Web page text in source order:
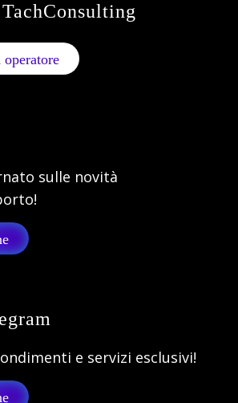
operatore
sulle novità
e servizi esclusivi!